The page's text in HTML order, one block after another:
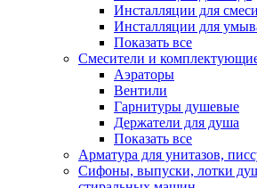
Инсталляции для
Инсталляции для
Показать все
Смесители и
Аэраторы
Вентили
Гарнитуры душевые
Держатели для душа
Показать все
Арматура для унитазов,
Сифоны, выпуски, лотки